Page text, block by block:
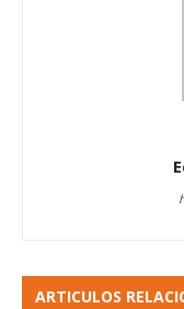
ARTICULOS